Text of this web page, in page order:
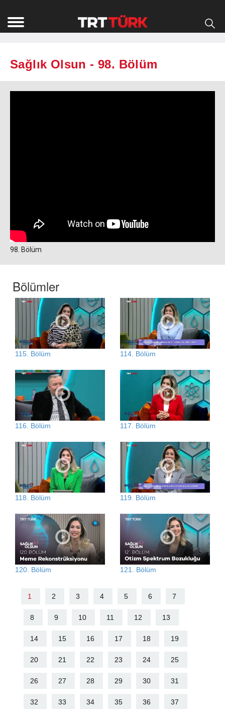
Sağlık Olsun - 98. Bölüm
98. Bölüm
Bölümler
115. Bölüm 114. Bölüm
116. Bölüm 117. Bölüm
118. Bölüm 119. Bölüm
120. Bölüm 121. Bölüm
1 2 3 4 5 6 7
8 9 10 11 12 13
14 15 16 17 18 19
20 21 22 23 24 25
26 27 28 29 30 31
32 33 34 35 36 37